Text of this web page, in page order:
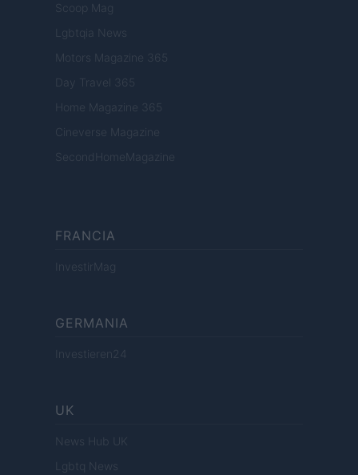
Scoop Mag
Lgbtqia News
Motors Magazine 365
Day Travel 365
Home Magazine 365
Cineverse Magazine
SecondHomeMagazine
FRANCIA
InvestirMag
GERMANIA
Investieren24
UK
News Hub UK
Lgbtq News